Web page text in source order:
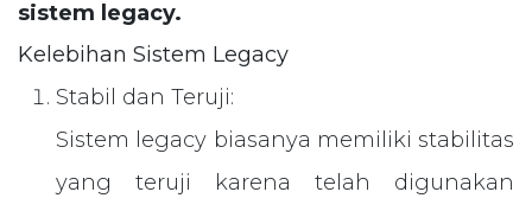
sistem legacy.
Kelebihan Sistem Legacy
Stabil dan Teruji:
Sistem legacy biasanya memiliki stabilitas
yang teruji karena telah digunakan